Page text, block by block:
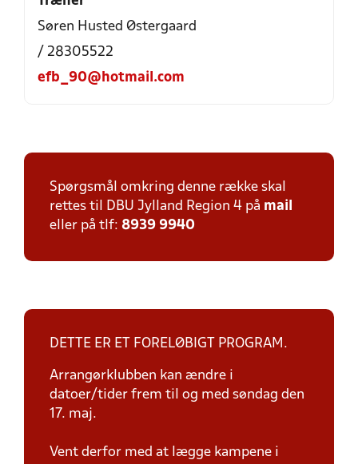
Søren Husted Østergaard
/ 28305522
efb_90@hotmail.com
Spørgsmål omkring denne række skal
rettes til DBU Jylland Region 4 på mail
eller på tlf: 8939 9940
DETTE ER ET FORELØBIGT PROGRAM.
Arrangørklubben kan ændre i
datoer/tider frem til og med søndag den
17. maj.
Vent derfor med at lægge kampene i